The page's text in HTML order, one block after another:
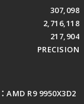
307,098
2,716,118
217,904
PRECISION
AMD R9 9950X3D2